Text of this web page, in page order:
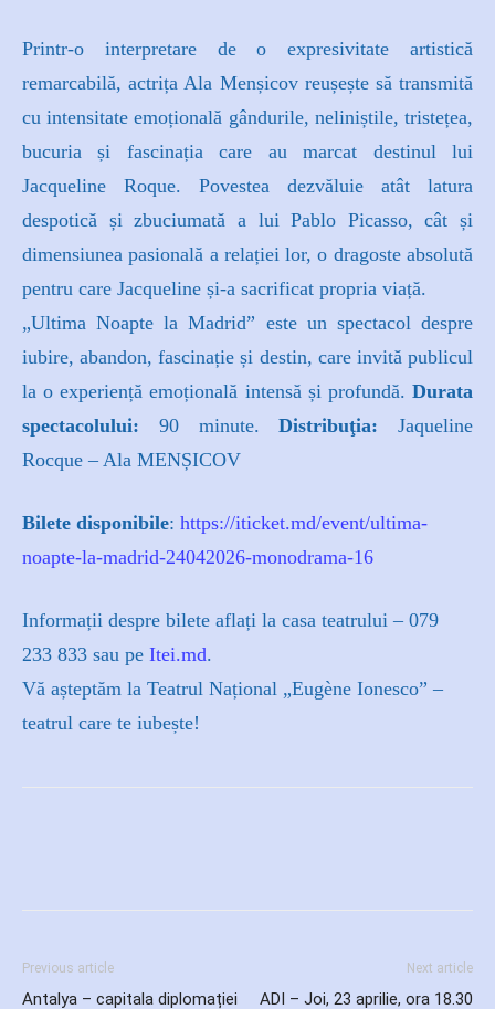
Printr-o interpretare de o expresivitate artistică
remarcabilă, actrița Ala Menșicov reușește să transmită
cu intensitate emoțională gândurile, neliniștile, tristețea,
bucuria și fascinația care au marcat destinul lui
Jacqueline Roque. Povestea dezvăluie atât latura
despotică și zbuciumată a lui Pablo Picasso, cât și
dimensiunea pasională a relației lor, o dragoste absolută
pentru care Jacqueline și-a sacrificat propria viață.
„Ultima Noapte la Madrid” este un spectacol despre
iubire, abandon, fascinație și destin, care invită publicul
la o experiență emoțională intensă și profundă. Durata
spectacolului: 90 minute.Distribuţia: Jaqueline
Rocque – Ala MENȘICOV
Bilete disponibile: https://iticket.md/event/ultima-
noapte-la-madrid-24042026-monodrama-16
Informații despre bilete aflați la casa teatrului – 079
233 833 sau pe Itei.md.
Vă așteptăm la Teatrul Național „Eugène Ionesco” –
teatrul care te iubește!
Previous article
Antalya – capitala diplomației
Next article
ADI – Joi, 23 aprilie, ora 18.30